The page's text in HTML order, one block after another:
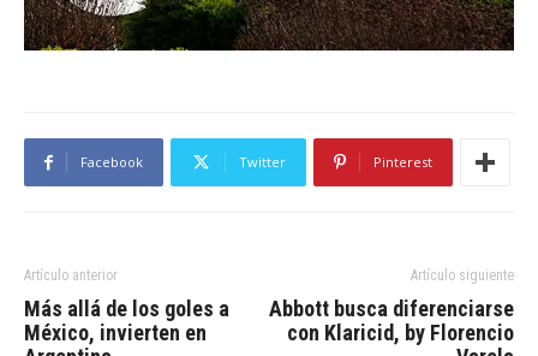
Facebook Twitter Pinterest
Artículo anterior
Más allá de los goles a
México, invierten en
Artículo siguiente
Abbott busca diferenciarse
con Klaricid, by Florencio